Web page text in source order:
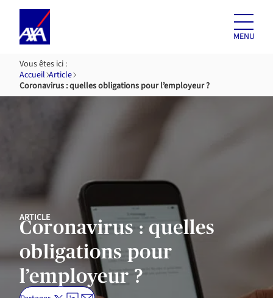
Aller au
contenu
MENU
Vous êtes ici :
Accueil Article
Coronavirus : quelles obligations pour l’employeur ?
ARTICLE
Coronavirus : quelles
obligations pour
l’employeur ?